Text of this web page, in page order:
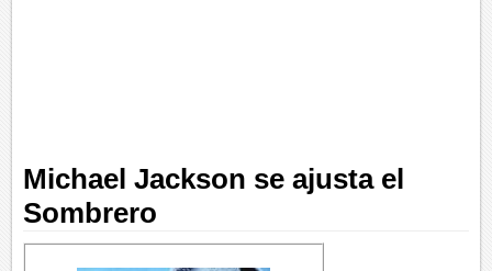
Michael Jackson se ajusta el
Sombrero